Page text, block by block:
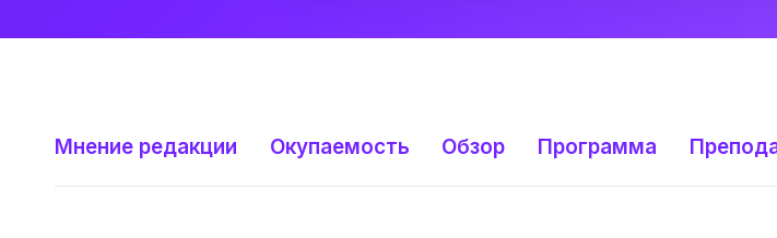
Мнение редакции Окупаемость Обзор Программа